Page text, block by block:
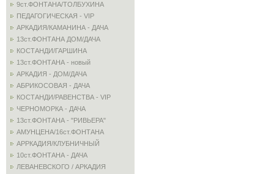
9ст.ФОНТАНА/ТОЛБУХИНА
ПЕДАГОГИЧЕСКАЯ - VIP
АРКАДИЯ/КАМАНИНА - ДАЧА
13ст.ФОНТАНА ДОМ/ДАЧА
КОСТАНДИ/ГАРШИНА
13ст.ФОНТАНА - новый
АРКАДИЯ - ДОМ/ДАЧА
АБРИКОСОВАЯ - ДАЧА
КОСТАНДИ/РАВЕНСТВА - VIP
ЧЕРНОМОРКА - ДАЧА
13ст.ФОНТАНА - "РИВЬЕРА"
АМУНЦЕНА/16ст.ФОНТАНА
АРРКАДИЯ/КЛУБНИЧНЫЙ
10ст.ФОНТАНА - ДАЧА
ЛЕВАНЕВСКОГО / АРКАДИЯ